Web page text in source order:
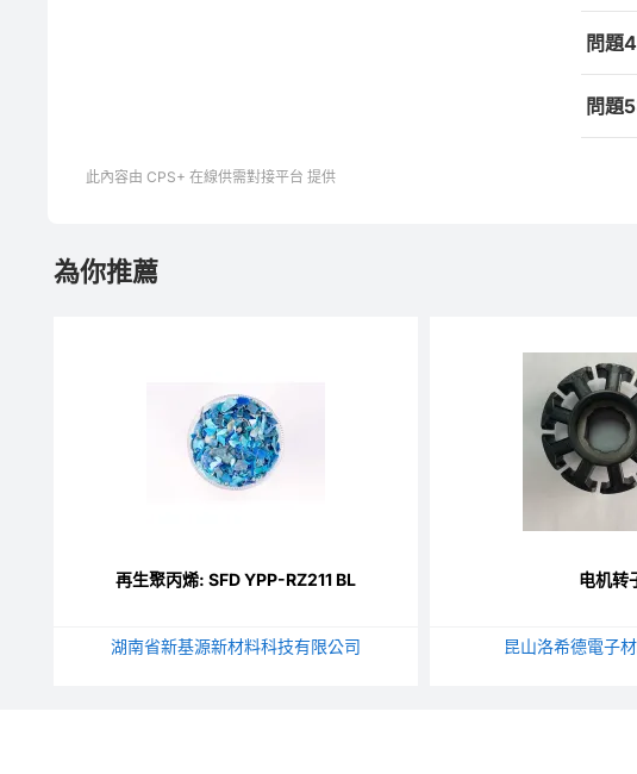
問題
問題
此內容由 CPS+ 在線供需對接平台 提供
為你推薦
再生聚丙烯: SFD YPP-RZ211 BL
湖南省新基源新材料科技有限公司
电机转
昆山洛希德電子